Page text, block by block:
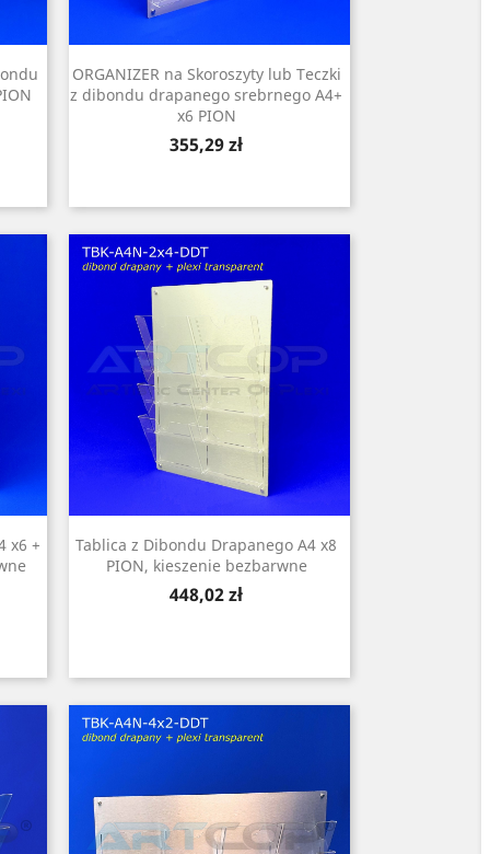
ORGANIZER na Skoroszyty lub Teczki
z dibondu drapanego srebrnego A4+
x6 PION
Cena
355,29 zł
x6 +
Tablica z Dibondu Drapanego A4 x8
PION, kieszenie bezbarwne
Cena
448,02 zł